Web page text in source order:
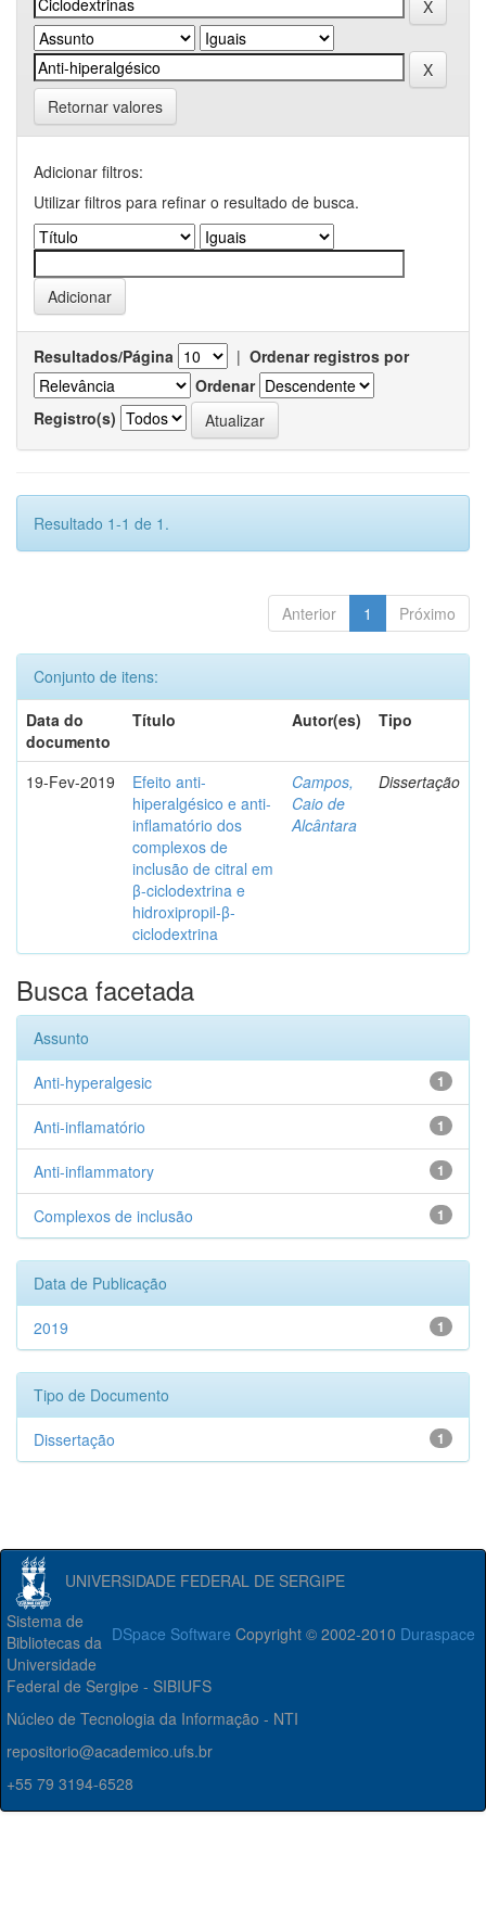
Retornar valores
Adicionar filtros:
Utilizar filtros para refinar o resultado de busca.
Resultados/Página | Ordenar registros por
Ordenar
Registro(s)
Resultado 1-1 de 1.
Anterior 1 Próximo
Conjunto de itens:
Data do
documento
Título Autor(es) Tipo
19-Fev-2019
Efeito anti-
hiperalgésico e anti-
inflamatório dos
complexos de
inclusão de citral em
β-ciclodextrina e
hidroxipropil-β-
ciclodextrina
Campos,
Caio de
Alcântara
Dissertação
Busca facetada
Assunto
1
Anti-hyperalgesic
1
Anti-inflamatório
1
Anti-inflammatory
1
Complexos de inclusão
Data de Publicação
1
2019
Tipo de Documento
1
Dissertação
UNIVERSIDADE FEDERAL DE SERGIPE
DSpace Software Copyright © 2002-2010 Duraspace
Sistema de
Bibliotecas da
Universidade
Federal de Sergipe - SIBIUFS
Núcleo de Tecnologia da Informação - NTI
repositorio@academico.ufs.br
+55 79 3194-6528